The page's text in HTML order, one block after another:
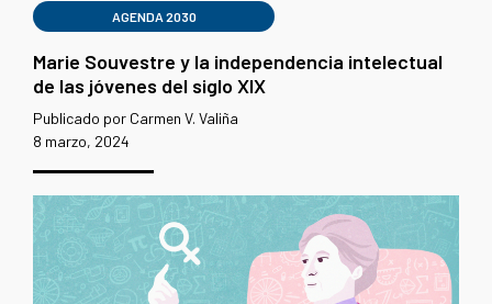
AGENDA 2030
Marie Souvestre y la independencia intelectual
de las jóvenes del siglo XIX
Publicado por Carmen V. Valiña
8 marzo, 2024